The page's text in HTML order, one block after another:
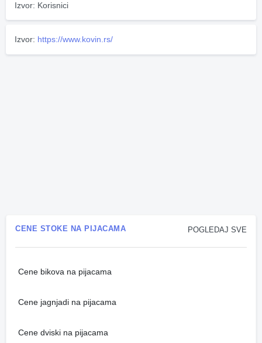
Izvor: Korisnici
Izvor: https://www.kovin.rs/
POGLEDAJ SVE
CENE STOKE NA PIJACAMA
Cene bikova na pijacama
Cene jagnjadi na pijacama
Cene dviski na pijacama